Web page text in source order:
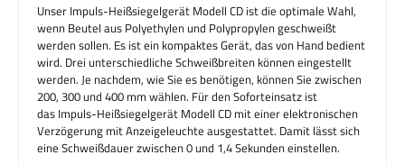
Unser Impuls-Heißsiegelgerät Modell CD ist die optimale Wahl,
wenn Beutel aus Polyethylen und Polypropylen geschweißt
werden sollen. Es ist ein kompaktes Gerät, das von Hand bedient
wird. Drei unterschiedliche Schweißbreiten können eingestellt
werden. Je nachdem, wie Sie es benötigen, können Sie zwischen
200, 300 und 400 mm wählen. Für den Soforteinsatz ist
das Impuls-Heißsiegelgerät Modell CD mit einer elektronischen
Verzögerung mit Anzeigeleuchte ausgestattet. Damit lässt sich
eine Schweißdauer zwischen 0 und 1,4 Sekunden einstellen.